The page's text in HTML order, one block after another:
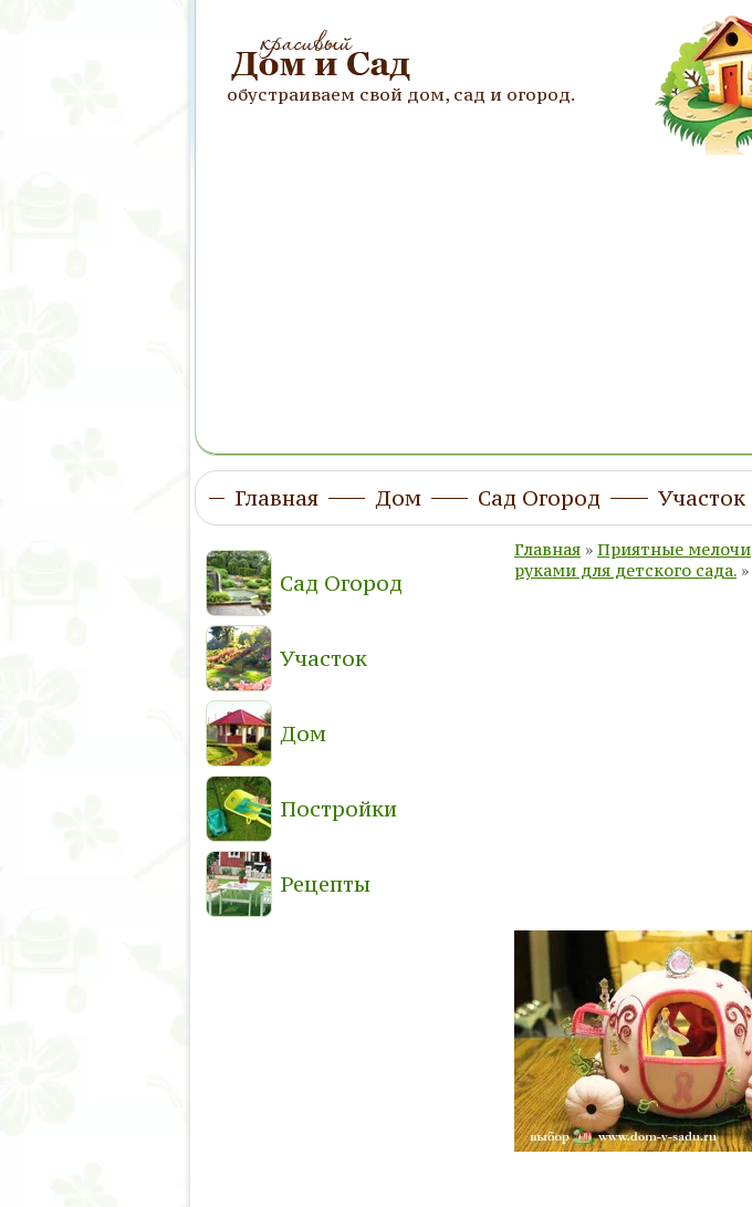
обустраиваем свой дом, сад и огород.
Главная Дом Сад Огород Участок
Главная » Приятные мелочи
руками для детского сада. »
Сад Огород
Участок
Дом
Постройки
Рецепты